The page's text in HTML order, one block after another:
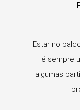
Estar no
é sempre
algumas